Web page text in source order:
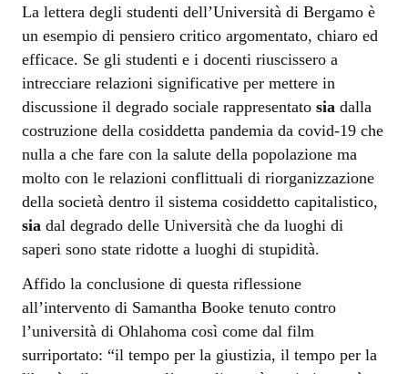
La lettera degli studenti dell’Università di Bergamo è
un esempio di pensiero critico argomentato, chiaro ed
efficace. Se gli studenti e i docenti riuscissero a
intrecciare relazioni significative per mettere in
discussione il degrado sociale rappresentato sia dalla
costruzione della cosiddetta pandemia da covid-19 che
nulla a che fare con la salute della popolazione ma
molto con le relazioni conflittuali di riorganizzazione
della società dentro il sistema cosiddetto capitalistico,
sia dal degrado delle Università che da luoghi di
saperi sono state ridotte a luoghi di stupidità.
Affido la conclusione di questa riflessione
all’intervento di Samantha Booke tenuto contro
l’università di Ohlahoma così come dal film
surriportato: “il tempo per la giustizia, il tempo per la